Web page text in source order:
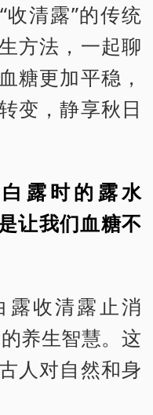
清露”的传统
方法，一起聊
糖更加平稳，
变，静享秋日
露时的露水
让我们血糖不
露收清露止消
养生智慧。这
人对自然和身